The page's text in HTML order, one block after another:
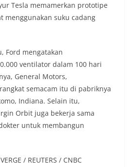
Tesla memamerkan prototipe
menggunakan suku cadang
Ford mengatakan
ventilator dalam 100 hari
General Motors,
semacam itu di pabriknya
Indiana. Selain itu,
Orbit juga bekerja sama
untuk membangun
/ REUTERS / CNBC